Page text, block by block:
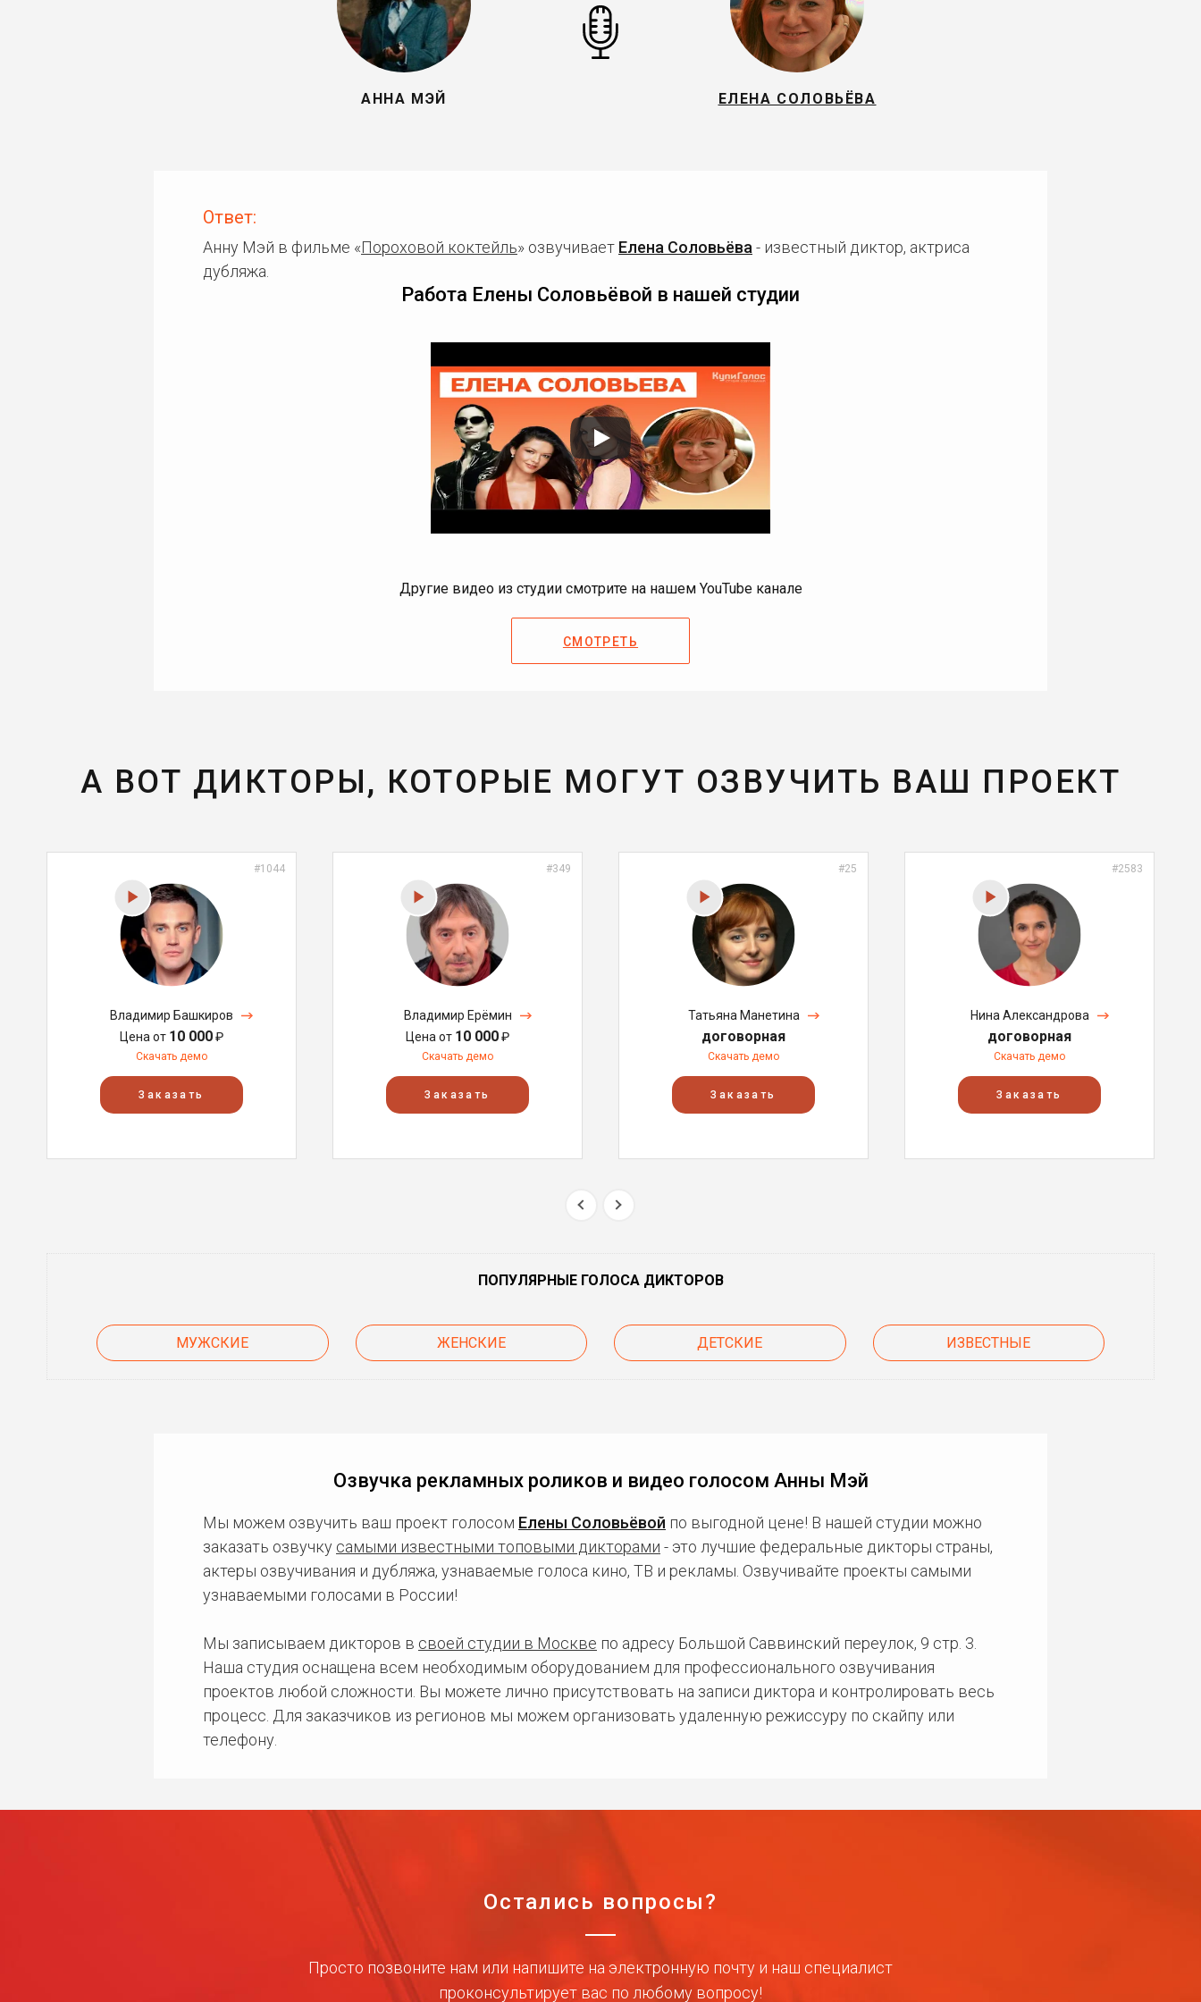
АННА МЭЙ ЕЛЕНА СОЛОВЬЁВА
Ответ:
Анну Мэй в фильме «Пороховой коктейль» озвучивает Елена Соловьёва - известный диктор, актриса
дубляжа.
Работа Елены Соловьёвой в нашей студии
Другие видео из студии смотрите на нашем YouTube канале
СМОТРЕТЬ
А ВОТ ДИКТОРЫ, КОТОРЫЕ МОГУТ ОЗВУЧИТЬ ВАШ ПРОЕКТ
#1044
Владимир Башкиров
Цена от 10 000₽
Скачать демо
Заказать
#349
Владимир Ерёмин
Цена от 10 000₽
Скачать демо
Заказать
#25
Татьяна Манетина
договорная
Скачать демо
Заказать
#2583
Нина Александрова
договорная
Скачать демо
Заказать
ПОПУЛЯРНЫЕ ГОЛОСА ДИКТОРОВ
МУЖСКИЕ ЖЕНСКИЕ ДЕТСКИЕ ИЗВЕСТНЫЕ
Озвучка рекламных роликов и видео голосом Анны Мэй
Мы можем озвучить ваш проект голосом Елены Соловьёвой по выгодной цене! В нашей студии можно
заказать озвучку самыми известными топовыми дикторами - это лучшие федеральные дикторы страны,
актеры озвучивания и дубляжа, узнаваемые голоса кино, ТВ и рекламы. Озвучивайте проекты самыми
узнаваемыми голосами в России!
Мы записываем дикторов в своей студии в Москве по адресу Большой Саввинский переулок, 9 стр. 3.
Наша студия оснащена всем необходимым оборудованием для профессионального озвучивания
проектов любой сложности. Вы можете лично присутствовать на записи диктора и контролировать весь
процесс. Для заказчиков из регионов мы можем организовать удаленную режиссуру по скайпу или
телефону.
Остались вопросы?
Просто позвоните нам или напишите на электронную почту и наш специалист
проконсультирует вас по любому вопросу!